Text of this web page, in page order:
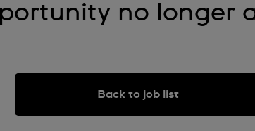
no longer
Back to job list